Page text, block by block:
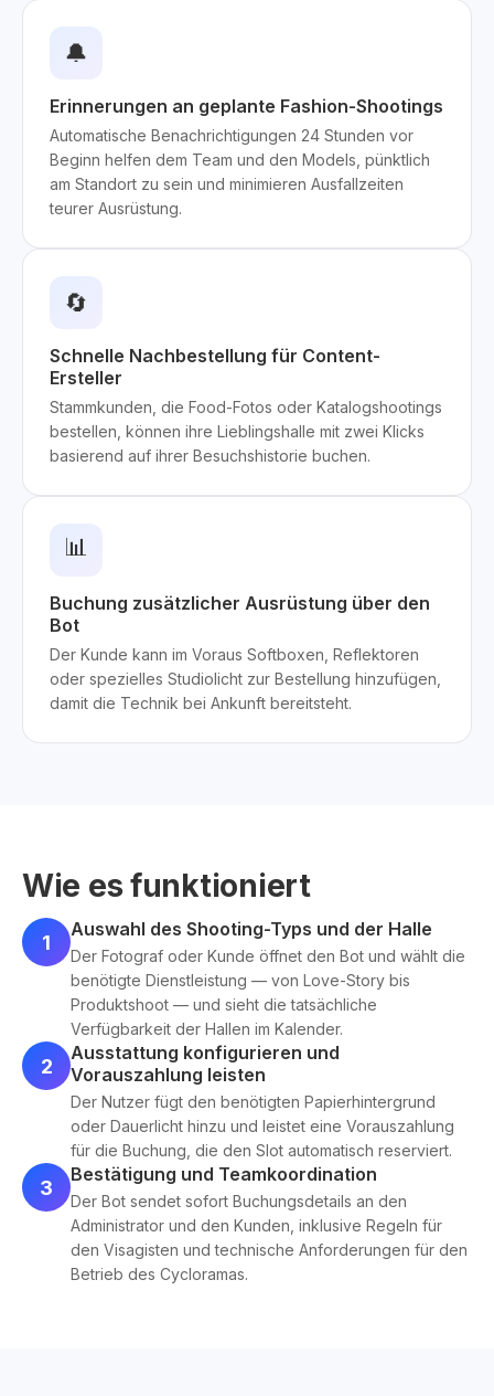
🔔
Erinnerungen an geplante Fashion-Shootings
Automatische Benachrichtigungen 24 Stunden vor
Beginn helfen dem Team und den Models, pünktlich
am Standort zu sein und minimieren Ausfallzeiten
teurer Ausrüstung.
🔄
Schnelle Nachbestellung für Content-
Ersteller
Stammkunden, die Food-Fotos oder Katalogshootings
bestellen, können ihre Lieblingshalle mit zwei Klicks
basierend auf ihrer Besuchshistorie buchen.
📊
Buchung zusätzlicher Ausrüstung über den
Bot
Der Kunde kann im Voraus Softboxen, Reflektoren
oder spezielles Studiolicht zur Bestellung hinzufügen,
damit die Technik bei Ankunft bereitsteht.
Wie es funktioniert
1
Auswahl des Shooting-Typs und der Halle
Der Fotograf oder Kunde öffnet den Bot und wählt die
benötigte Dienstleistung — von Love-Story bis
Produktshoot — und sieht die tatsächliche
Verfügbarkeit der Hallen im Kalender.
2
Ausstattung konfigurieren und
Vorauszahlung leisten
Der Nutzer fügt den benötigten Papierhintergrund
oder Dauerlicht hinzu und leistet eine Vorauszahlung
für die Buchung, die den Slot automatisch reserviert.
3
Bestätigung und Teamkoordination
Der Bot sendet sofort Buchungsdetails an den
Administrator und den Kunden, inklusive Regeln für
den Visagisten und technische Anforderungen für den
Betrieb des Cycloramas.